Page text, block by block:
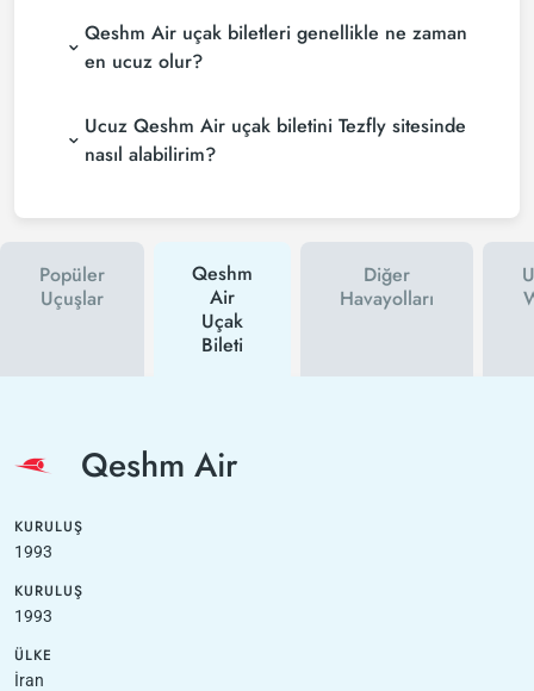
Qeshm Air uçak biletleri genellikle ne zaman
en ucuz olur?
Ucuz Qeshm Air uçak biletini Tezfly sitesinde
nasıl alabilirim?
Popüler
Uçuşlar
Qeshm
Air
Uçak
Bileti
Diğer
Havayolları
Qeshm Air
KURULUŞ
1993
KURULUŞ
1993
ÜLKE
İran